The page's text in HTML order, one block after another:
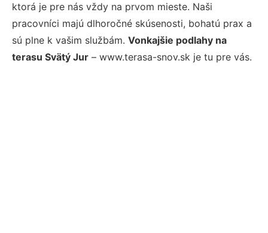
ktorá je pre nás vždy na prvom mieste. Naši
pracovníci majú dlhoročné skúsenosti, bohatú prax a
sú plne k vašim službám. Vonkajšie podlahy na
terasu Svätý Jur – www.terasa-snov.sk je tu pre vás.